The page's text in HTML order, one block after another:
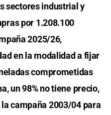
sectores industrial y
por 1.208.100
2025/26,
en la modalidad a fijar
comprometidas
un 98% no tiene precio,
campaña 2003/04 para